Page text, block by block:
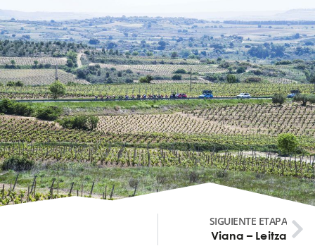
SIGUIENTE ETAPA
Viana – Leitza